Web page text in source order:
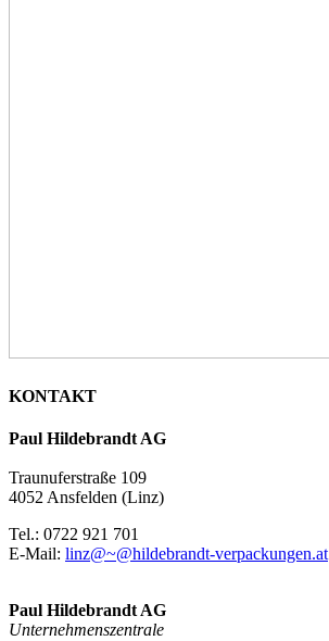
KONTAKT
Paul Hildebrandt AG
Traunuferstraße 109
4052 Ansfelden (Linz)
Tel.: 0722 921 701
E-Mail: linz@~@hildebrandt-verpackungen.at
Paul Hildebrandt AG
Unternehmenszentrale